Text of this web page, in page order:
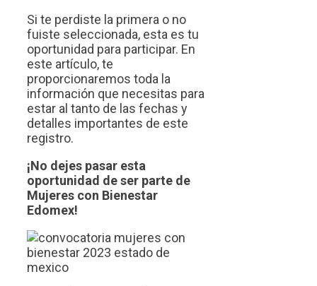
Si te perdiste la primera o no
fuiste seleccionada, esta es tu
oportunidad para participar. En
este artículo, te
proporcionaremos toda la
información que necesitas para
estar al tanto de las fechas y
detalles importantes de este
registro.
¡No dejes pasar esta
oportunidad de ser parte de
Mujeres con Bienestar
Edomex!